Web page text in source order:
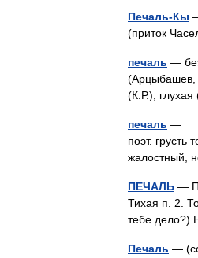
Печаль-Кы
(приток
печаль —
(Арцыбашев,
(К.Р.);
печаль —
поэт.
жалостный,
ПЕЧАЛЬ —
Тихая п. 2.
тебе дело?)
Печаль —